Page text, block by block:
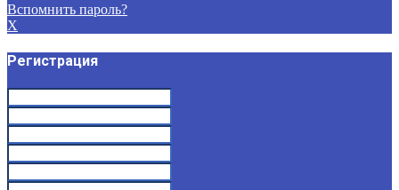
Вспомнить пароль?
X
Регистрация